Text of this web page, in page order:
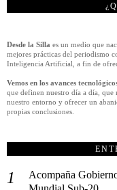
Desde la Silla es un medio que
mejores prácticas del periodismo
Inteligencia Artificial, a fin de
Vemos en los avances
que definen nuestro día a día, que
nuestro entorno y ofrecer un
propias conclusiones.
Acompaña